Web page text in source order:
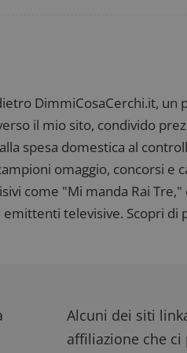
DimmiCosaCerchi.it,
il mio sito, condivido
spesa domestica al
omaggio, concorsi e
come "Mi manda Rai
televisive. Scopri di
Alcuni dei siti
affiliazione che